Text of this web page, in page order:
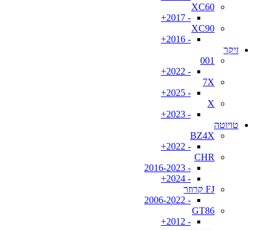
XC60
- 2017+
XC90
- 2016+
זיקר
001
- 2022+
7X
- 2025+
X
- 2023+
טויוטה
BZ4X
- 2022+
CHR
- 2016-2023
- 2024+
FJ קרוזר
- 2006-2022
GT86
- 2012+